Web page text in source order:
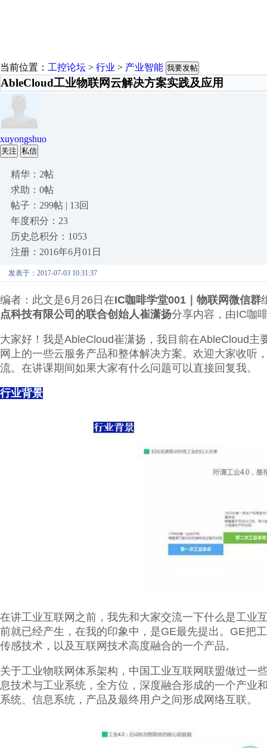
当前位置： 工控论坛 > 行业 > 产业智能 我要发帖
AbleCloud工业物联网云解决方案实践及应用
xuyongshuo
关注 私信
精华：2帖
求助：0帖
帖子：299帖 | 13回
年度积分：23
历史总积分：1053
注册：2016年6月01日
发表于：2017-07-03 10:31:37
编者：此文是6月26日在IC咖啡学堂001｜物联网微信群
点科技有限公司的联合创始人崔潇扬分享内容，由IC咖
大家好！我是AbleCloud崔潇扬，我目前在AbleCloud
网上的一些云服务产品和整体解决方案。欢迎大家收听
流。在讲课期间如果大家有什么问题可以直接回复我。
行业背景
在讲工业互联网之前，我先和大家交流一下什么是工业
前就已经产生，在我的印象中，是GE最先提出。GE把
传感技术，以及互联网技术高度融合的一个产品。
关于工业物联网体系架构，中国工业互联网联盟做过一
息技术与工业系统，全方位，深度融合形成的一个产业
系统、信息系统，产品及最终用户之间形成网络互联。